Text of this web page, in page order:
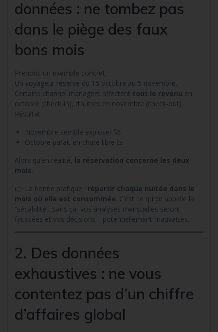
données : ne tombez pas
dans le piège des faux
bons mois
Prenons un exemple concret :
Un voyageur réserve du 15 octobre au 5 novembre.
Certains channel managers affectent tout le revenu en
octobre (check-in), d’autres en novembre (check-out).
Résultat :
Novembre semble exploser 🚀
Octobre paraît en chute libre 📉
Alors qu’en réalité, la réservation concerne les deux
mois
👉 La bonne pratique : répartir chaque nuitée dans le
mois où elle est consommée . C’est ce qu’on appelle la
“sécabilité”. Sans ça, vos analyses mensuelles seront
faussées et vos décisions… potentiellement mauvaises.
2. Des données
exhaustives : ne vous
contentez pas d’un chiffre
d’affaires global